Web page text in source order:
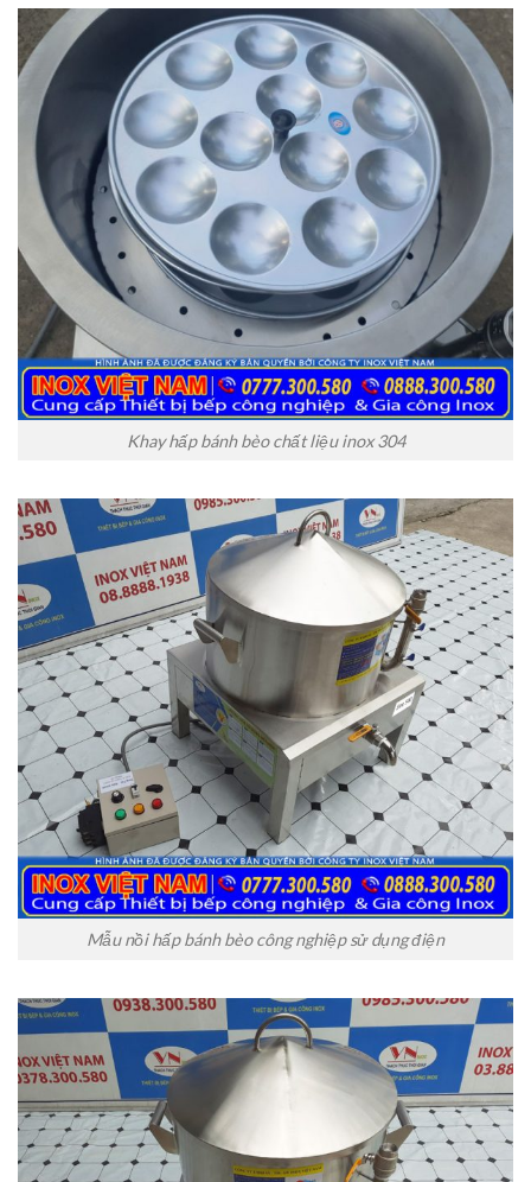
Khay hấp bánh bèo chất liệu inox 304
Mẫu nồi hấp bánh bèo công nghiệp sử dụng điện